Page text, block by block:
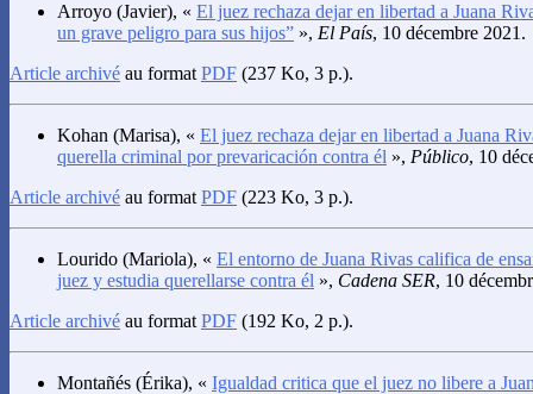
Arroyo (Javier), « El juez rechaza dejar en libertad a Juana
un grave peligro para sus hijos” », El País, 10 décembre 2021.
Article archivé au formatPDF (237 Ko, 3 p.).
Kohan (Marisa), « El juez rechaza dejar en libertad a Juana
querella criminal por prevaricación contra él », Público, 10
Article archivé au formatPDF (223 Ko, 3 p.).
Lourido (Mariola), « El entorno de Juana Rivas califica de
juez y estudia querellarse contra él », Cadena SER, 10
Article archivé au formatPDF (192 Ko, 2 p.).
Montañés (Érika), « Igualdad critica que el juez no libere a